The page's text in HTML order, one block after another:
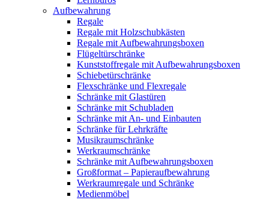
Aufbewahrung
Regale
Regale mit Holzschubkästen
Regale mit Aufbewahrungsboxen
Flügeltürschränke
Kunststoffregale mit Aufbewahrungsboxen
Schiebetürschränke
Flexschränke und Flexregale
Schränke mit Glastüren
Schränke mit Schubladen
Schränke mit An- und Einbauten
Schränke für Lehrkräfte
Musikraumschränke
Werkraumschränke
Schränke mit Aufbewahrungsboxen
Großformat – Papieraufbewahrung
Werkraumregale und Schränke
Medienmöbel